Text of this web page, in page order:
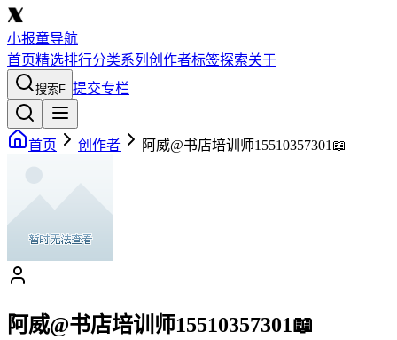
小报童导航
首页精选排行分类系列 创作者标签探索关于
搜索F 提交专栏
首页 创作者 阿威@书店培训师15510357301📖
阿威@书店培训师15510357301📖